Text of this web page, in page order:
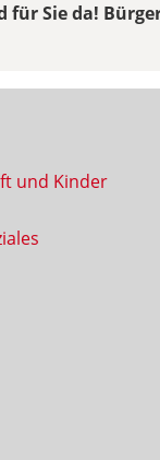
für Sie da!
und Kinder